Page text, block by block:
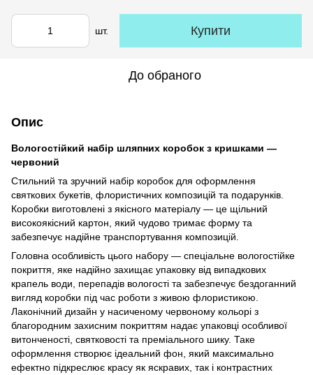
шт. Купити
До обраного
Опис
Вологостійкий набір шляпних коробок з кришками —
червоний
Стильний та зручний набір коробок для оформлення
святкових букетів, флористичних композицій та подарунків.
Коробки виготовлені з якісного матеріалу — це щільний
високоякісний картон, який чудово тримає форму та
забезпечує надійне транспортування композицій.
Головна особливість цього набору — спеціальне вологостійке
покриття, яке надійно захищає упаковку від випадкових
крапель води, перепадів вологості та забезпечує бездоганний
вигляд коробки під час роботи з живою флористикою.
Лаконічний дизайн у насиченому червоному кольорі з
благородним захисним покриттям надає упаковці особливої
витонченості, святковості та преміального шику. Таке
оформлення створює ідеальний фон, який максимально
ефектно підкреслює красу як яскравих, так і контрастних